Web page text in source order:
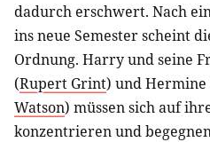
dadurch erschwert. Nach
ins neue Semester scheint
Ordnung. Harry und seine
(Rupert Grint) und Hermine
Watson) müssen sich auf
konzentrieren und